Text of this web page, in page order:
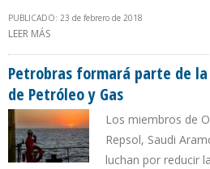
PUBLICADO: 23 de febrero de 2018
LEER MÁS
Petrobras formará parte de
de Petróleo y Gas
Los miembros de
Repsol, Saudi
luchan por reducir